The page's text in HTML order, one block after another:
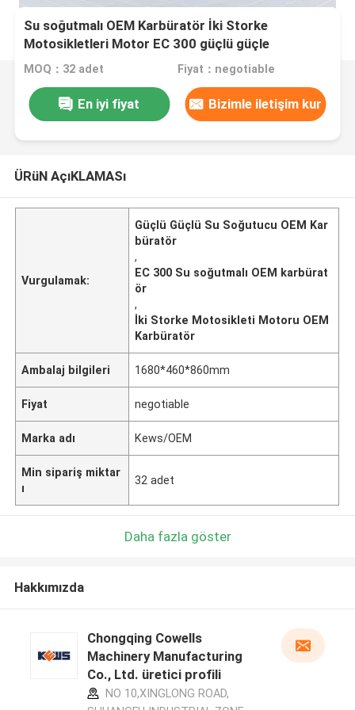
Su soğutmalı OEM Karbüratör İki Storke
Motosikletleri Motor EC 300 güçlü güçle
MOQ：32 adet Fiyat：negotiable
En iyi fiyat Bizimle iletişim kur
ÜRüN AçıKLAMASı
Vurgulamak:
Güçlü Güçlü Su Soğutucu OEM Kar
büratör
,
EC 300 Su soğutmalı OEM karbürat
ör
,
İki Storke Motosikleti Motoru OEM
Karbüratör
Ambalaj bilgileri 1680*460*860mm
Fiyat negotiable
Marka adı Kews/OEM
Min sipariş miktar
ı
32 adet
Daha fazla göster
Hakkımızda
Chongqing Cowells
Machinery Manufacturing
Co., Ltd. üretici profili
NO 10,XINGLONG ROAD,